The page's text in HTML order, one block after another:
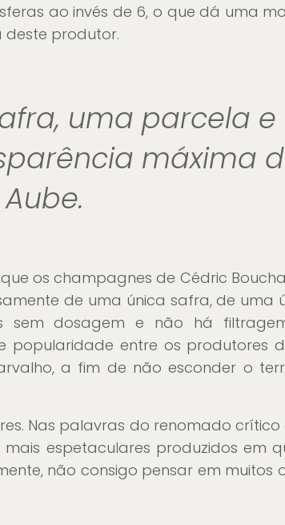
ao invés de 6, o que dá uma
deste produtor.
uma parcela e
máxima
os champagnes de Cédric
de uma única safra, de uma
sem dosagem e não há
entre os produtores
a fim de não esconder o
Nas palavras do renomado crítico
espetaculares produzidos em
não consigo pensar em muitos